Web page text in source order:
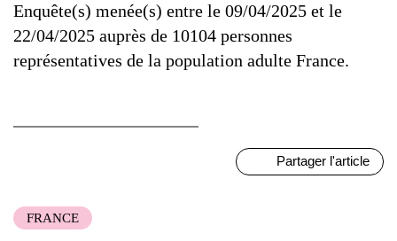
Enquête(s) menée(s) entre le 09/04/2025 et le
22/04/2025 auprès de 10104 personnes
représentatives de la population adulte France.
Partager l'article
FRANCE